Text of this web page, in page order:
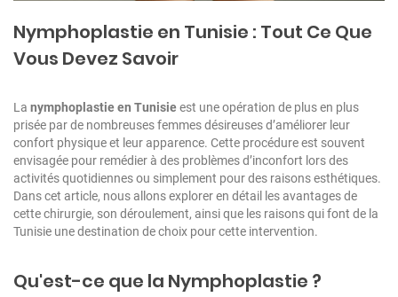
Nymphoplastie en Tunisie : Tout Ce Que
Vous Devez Savoir
La nymphoplastie en Tunisieest une opération de plus en plus
prisée par de nombreuses femmes désireuses d’améliorer leur
confort physique et leur apparence. Cette procédure est souvent
envisagée pour remédier à des problèmes d’inconfort lors des
activités quotidiennes ou simplement pour des raisons esthétiques.
Dans cet article, nous allons explorer en détail les avantages de
cette chirurgie, son déroulement, ainsi que les raisons qui font de la
Tunisie une destination de choix pour cette intervention.
Qu'est-ce que la Nymphoplastie ?